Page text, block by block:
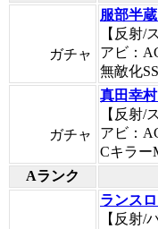
ガチャ
服部半蔵
【反射/
アビ：
無敵化
ガチャ
真田幸村
【反射/
アビ：
Cキラー
Aランク
ランス
【反射/